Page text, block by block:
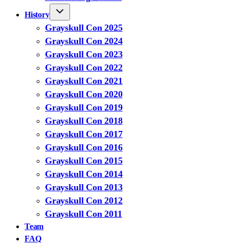
History
Grayskull Con 2025
Grayskull Con 2024
Grayskull Con 2023
Grayskull Con 2022
Grayskull Con 2021
Grayskull Con 2020
Grayskull Con 2019
Grayskull Con 2018
Grayskull Con 2017
Grayskull Con 2016
Grayskull Con 2015
Grayskull Con 2014
Grayskull Con 2013
Grayskull Con 2012
Grayskull Con 2011
Team
FAQ